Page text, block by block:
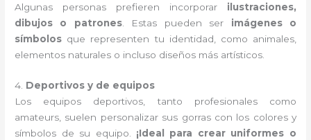
Algunas personas prefieren incorporar ilustraciones,
dibujos o patrones. Estas pueden ser imágenes o
símbolos que representen tu identidad, como animales,
elementos naturales o incluso diseños más artísticos.
4. Deportivos y de equipos
Los equipos deportivos, tanto profesionales como
amateurs, suelen personalizar sus gorras con los colores y
símbolos de su equipo. ¡Ideal para crear uniformes o